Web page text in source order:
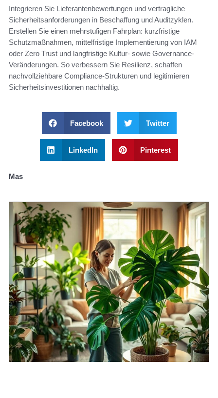
Integrieren Sie Lieferantenbewertungen und vertragliche
Sicherheitsanforderungen in Beschaffung und Auditzyklen.
Erstellen Sie einen mehrstufigen Fahrplan: kurzfristige
Schutzmaßnahmen, mittelfristige Implementierung von IAM
oder Zero Trust und langfristige Kultur- sowie Governance-
Veränderungen. So verbessern Sie Resilienz, schaffen
nachvollziehbare Compliance-Strukturen und legitimieren
Sicherheitsinvestitionen nachhaltig.
Facebook Twitter
LinkedIn Pinterest
Mas